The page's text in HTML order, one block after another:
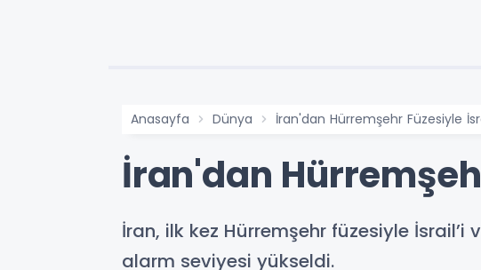
Anasayfa Dünya İran'dan Hürremşehr Füzesiyle
İran'dan
İran, ilk kez Hürremşehr füzesiyle
alarm seviyesi yükseldi.